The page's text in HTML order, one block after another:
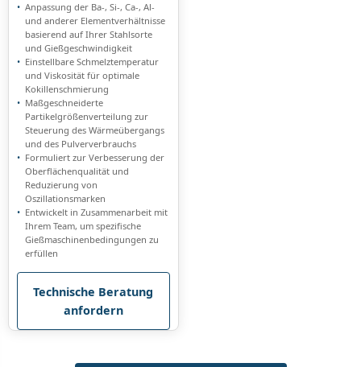
Anpassung der Ba-, Si-, Ca-, Al-
und anderer Elementverhältnisse
basierend auf Ihrer Stahlsorte
und Gießgeschwindigkeit
Einstellbare Schmelztemperatur
und Viskosität für optimale
Kokillenschmierung
Maßgeschneiderte
Partikelgrößenverteilung zur
Steuerung des Wärmeübergangs
und des Pulververbrauchs
Formuliert zur Verbesserung der
Oberflächenqualität und
Reduzierung von
Oszillationsmarken
Entwickelt in Zusammenarbeit mit
Ihrem Team, um spezifische
Gießmaschinenbedingungen zu
erfüllen
Technische Beratung
anfordern